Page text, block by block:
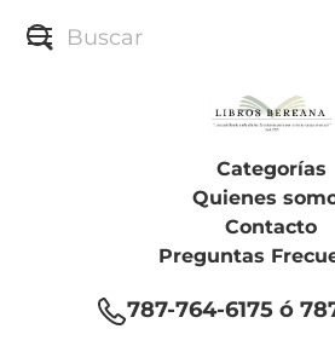
Categorías
Quienes
Contacto
Preguntas
787-764-6175 ó